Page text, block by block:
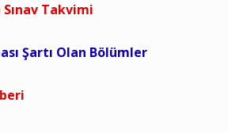
Sınav Takvimi
Şartı Olan Bölümler